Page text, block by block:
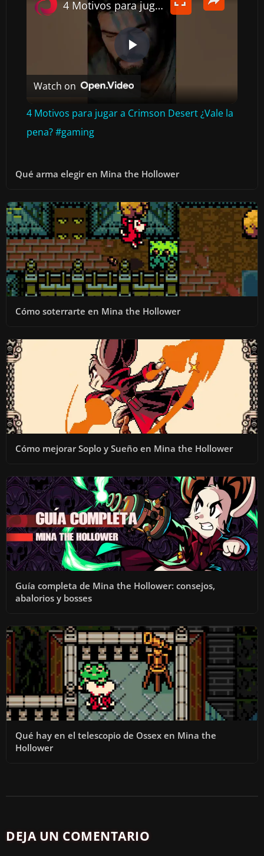
P
Y
V
I
D
E
O
4 Motivos para jugar a Crimson Desert ¿Vale la pena? #gaming
Watch on
4 Motivos para jugar a Crimson Desert ¿Vale la
pena? #gaming
Qué arma elegir en Mina the Hollower
Cómo soterrarte en Mina the Hollower
Cómo mejorar Soplo y Sueño en Mina the Hollower
Guía completa de Mina the Hollower: consejos,
abalorios y bosses
Qué hay en el telescopio de Ossex en Mina the
Hollower
DEJA UN COMENTARIO